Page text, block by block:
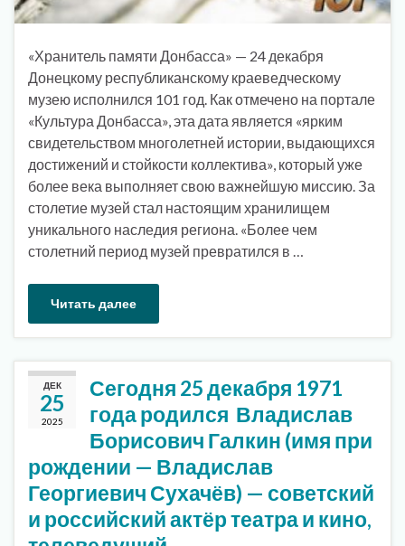
«Хранитель памяти Донбасса» — 24 декабря
Донецкому республиканскому краеведческому
музею исполнился 101 год. Как отмечено на портале
«Культура Донбасса», эта дата является «ярким
свидетельством многолетней истории, выдающихся
достижений и стойкости коллектива», который уже
более века выполняет свою важнейшую миссию. За
столетие музей стал настоящим хранилищем
уникального наследия региона. «Более чем
столетний период музей превратился в …
Читать далее
ДЕК
25
2025
Сегодня 25 декабря 1971
года родился Владислав
Борисович Галкин (имя при
рождении — Владислав
Георгиевич Сухачёв) — советский
и российский актёр театра и кино,